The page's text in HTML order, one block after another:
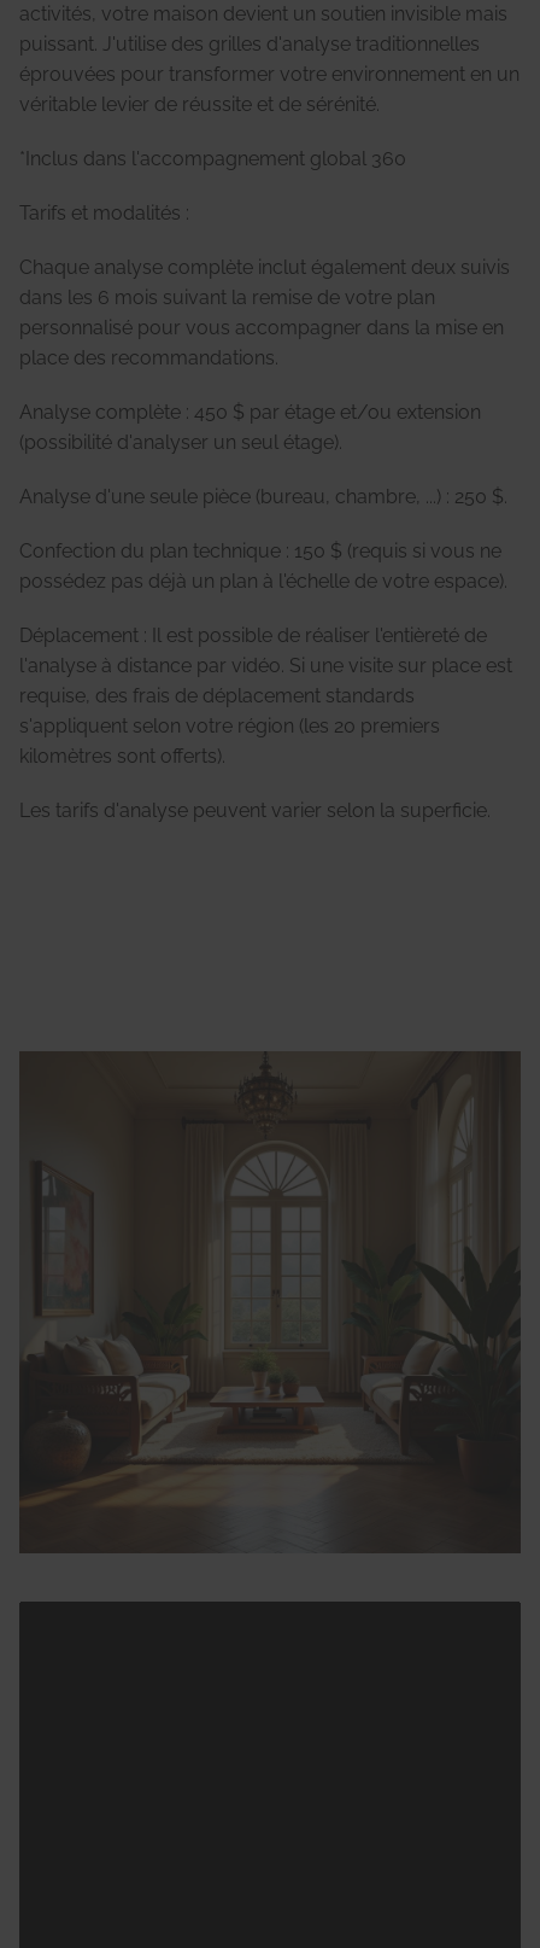
activités, votre maison devient un soutien invisible mais
puissant. J'utilise des grilles d'analyse traditionnelles
éprouvées pour transformer votre environnement en un
véritable levier de réussite et de sérénité.
*Inclus dans l'accompagnement global 360
Tarifs et modalités :
Chaque analyse complète inclut également deux suivis
dans les 6 mois suivant la remise de votre plan
personnalisé pour vous accompagner dans la mise en
place des recommandations.
Analyse complète : 450 $ par étage et/ou extension
(possibilité d'analyser un seul étage).
Analyse d'une seule pièce (bureau, chambre, ...) : 250 $.
Confection du plan technique : 150 $ (requis si vous ne
possédez pas déjà un plan à l'échelle de votre espace).
Déplacement : Il est possible de réaliser l'entièreté de
l'analyse à distance par vidéo. Si une visite sur place est
requise, des frais de déplacement standards
s'appliquent selon votre région (les 20 premiers
kilomètres sont offerts).
Les tarifs d'analyse peuvent varier selon la superficie.